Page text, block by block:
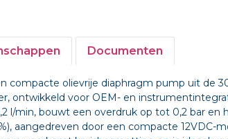
Documenten
compacte olievrije diaphragm pump uit de
ontwikkeld voor OEM- en
l/min, bouwt een overdruk op tot 0,2 bar en
aangedreven door een compacte 12VDC-